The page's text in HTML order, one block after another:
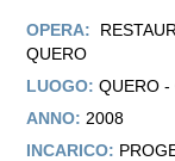
OPERA:
QUERO
LUOGO: QUERO -
ANNO: 2008
INCARICO: